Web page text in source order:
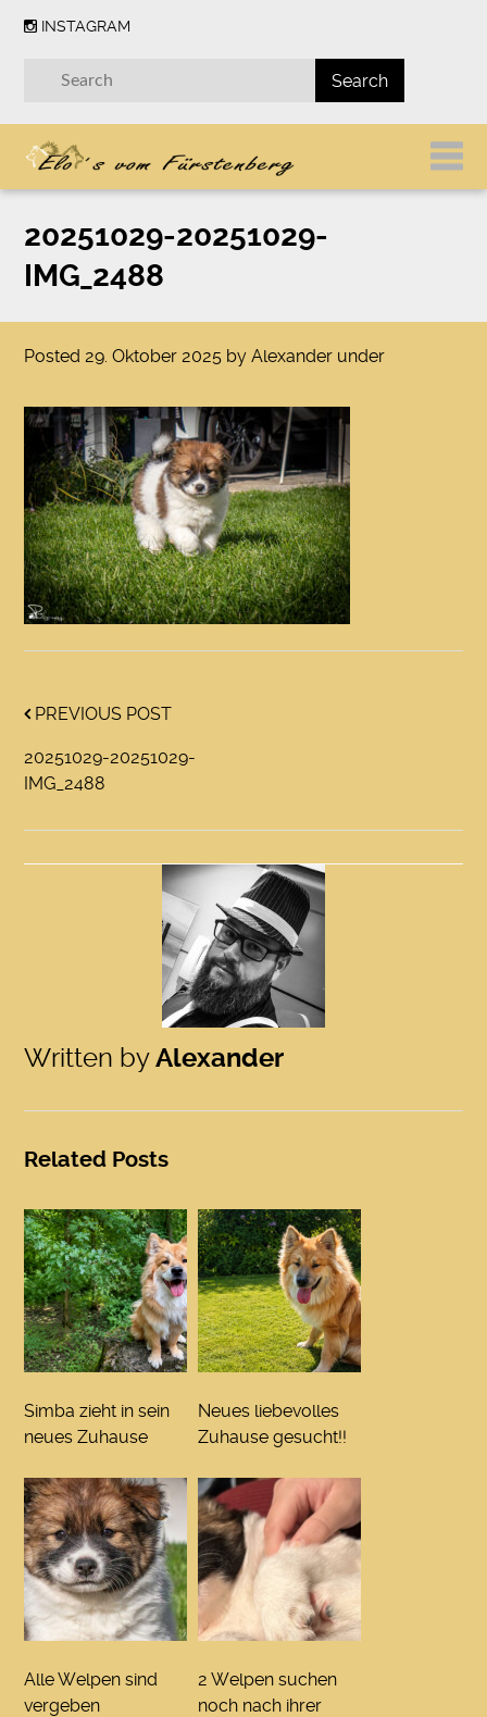
INSTAGRAM
20251029-20251029-
IMG_2488
Posted 29. Oktober 2025 byAlexander under
PREVIOUS POST
20251029-20251029-
IMG_2488
Written byAlexander
Related Posts
Simba zieht in sein
neues Zuhause
Neues liebevolles
Zuhause gesucht!!
Alle Welpen sind
vergeben
2 Welpen suchen
noch nach ihrer